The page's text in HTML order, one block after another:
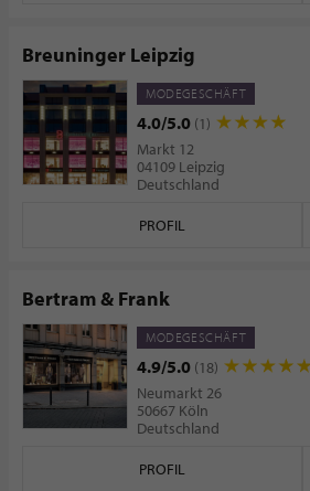
Breuninger Leipzig
MODEGESCHÄFT
4.0/5.0 (1)
Markt 12
04109 Leipzig
Deutschland
PROFIL
Bertram & Frank
MODEGESCHÄFT
4.9/5.0 (18)
Neumarkt 26
50667 Köln
Deutschland
PROFIL